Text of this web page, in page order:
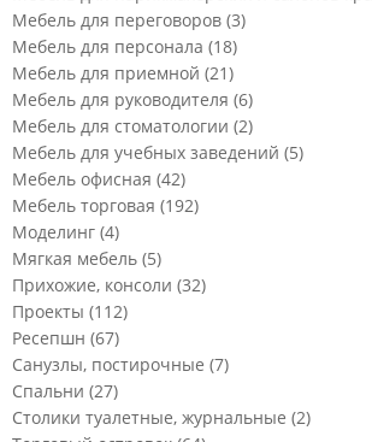
Мебель для переговоров (3)
Мебель для персонала (18)
Мебель для приемной (21)
Мебель для руководителя (6)
Мебель для стоматологии (2)
Мебель для учебных заведений (5)
Мебель офисная (42)
Мебель торговая (192)
Моделинг (4)
Мягкая мебель (5)
Прихожие, консоли (32)
Проекты (112)
Ресепшн (67)
Санузлы, постирочные (7)
Спальни (27)
Столики туалетные, журнальные (2)